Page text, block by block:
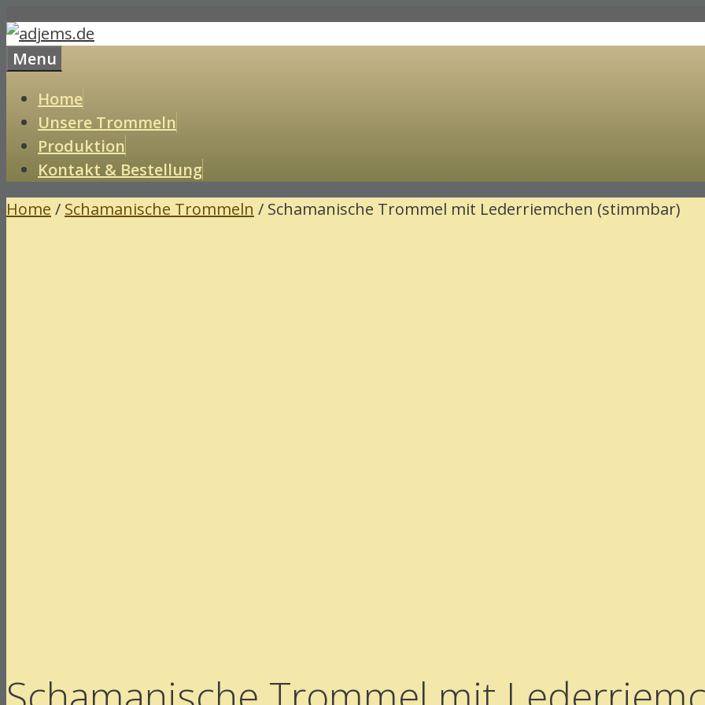
Skip
to
content
Menu
Home
Unsere Trommeln
Produktion
Kontakt & Bestellung
Home / Schamanische Trommeln / Schamanische Trommel mit Lederriemchen (stimmbar)